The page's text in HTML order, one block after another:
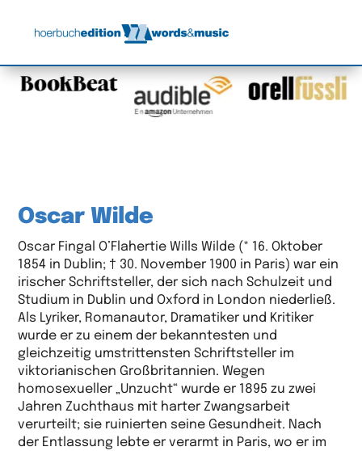
Oscar Wilde
Oscar Fingal O’Flahertie Wills Wilde (* 16. Oktober
1854 in Dublin; † 30. November 1900 in Paris) war ein
irischer Schriftsteller, der sich nach Schulzeit und
Studium in Dublin und Oxford in London niederließ.
Als Lyriker, Romanautor, Dramatiker und Kritiker
wurde er zu einem der bekanntesten und
gleichzeitig umstrittensten Schriftsteller im
viktorianischen Großbritannien. Wegen
homosexueller „Unzucht“ wurde er 1895 zu zwei
Jahren Zuchthaus mit harter Zwangsarbeit
verurteilt; sie ruinierten seine Gesundheit. Nach
der Entlassung lebte er verarmt in Paris, wo er im